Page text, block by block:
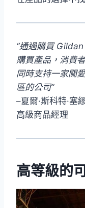
“通過購買
購買產品，消費
同時支持一家關
區的公司”
–夏爾·斯科特·
高級商品經理
高等級的